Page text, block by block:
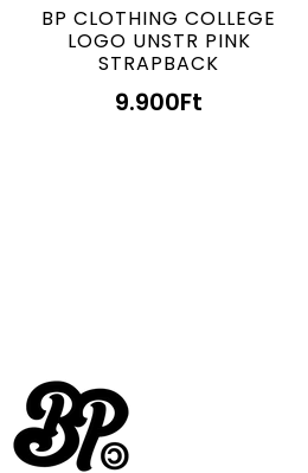
BP CLOTHING COLLEGE
LOGO UNSTR PINK
STRAPBACK
9.900Ft